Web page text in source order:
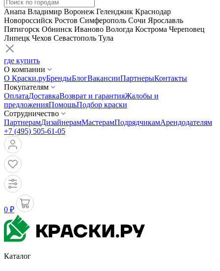
Анапа Владимир Воронеж Геленджик Краснодар
Новороссийск Ростов Симферополь Сочи Ярославль
Пятигорск Обнинск Иваново Вологда Кострома Череповец
Липецк Чехов Севастополь Тула
где купить
О компании
О Краски.руБрендыБлогВакансииПартнерыКонтакты
Покупателям
ОплатаДоставкаВозврат и гарантияЖалобы и
предложенияПомощьПодбор краски
Сотрудничество
ПартнерамДизайнерамМастерамПодрядчикамАрендодателям
+7 (495) 505-61-05
0 ₽
Каталог